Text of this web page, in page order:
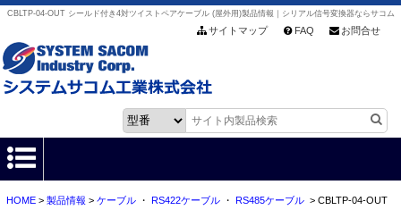
CBLTP-04-OUT シールド付き4対ツイストペアケーブル (屋外用)製品情報｜シリアル信号変換器ならサコム
サイトマップ FAQ お問合せ
HOME
HOME> 製品情報 > ケーブル・ RS422ケーブル・ RS485ケーブル> CBLTP-04-OUT